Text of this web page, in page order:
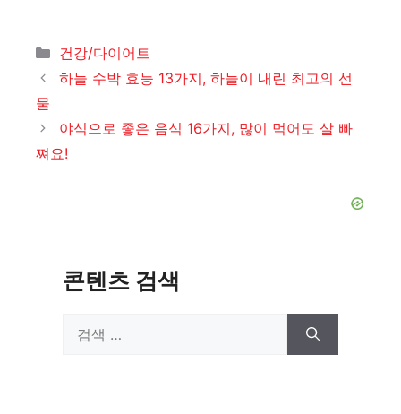
카
테
건강/다이어트
하늘 수박 효능 13가지, 하늘이 내린 최고의 선
물
야식으로 좋은 음식 16가지, 많이 먹어도 살 빠
쪄요!
콘텐츠 검색